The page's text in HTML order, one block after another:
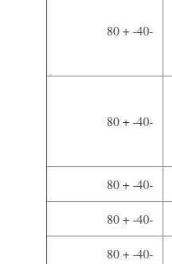
-40- + 80
-40- + 80
-40- + 80
-40- + 80
-40- + 80